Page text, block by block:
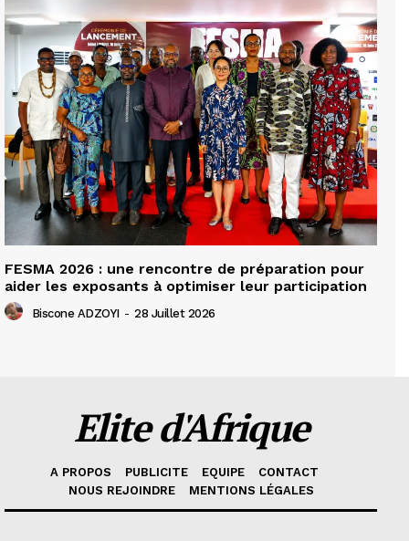
FESMA 2026 : une rencontre de préparation pour
aider les exposants à optimiser leur participation
Biscone ADZOYI - 28 Juillet 2026
Elite d'Afrique
A PROPOS PUBLICITE EQUIPE
CONTACT
NOUS REJOINDRE
MENTIONS LÉGALES